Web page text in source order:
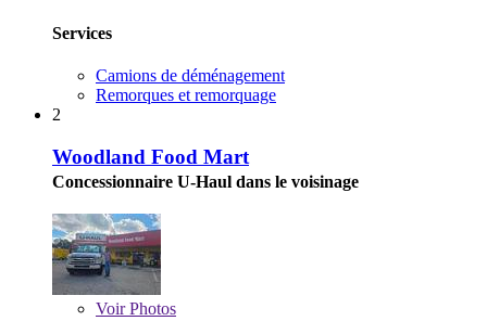
Services
Camions de déménagement
Remorques et remorquage
2
Woodland Food Mart
Concessionnaire U-Haul dans le voisinage
VoirPhotos